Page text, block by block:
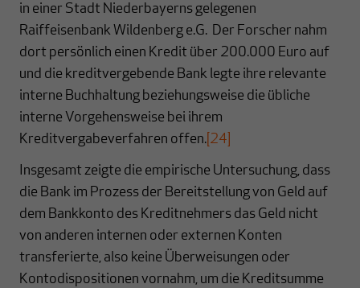
in einer Stadt Niederbayerns gelegenen
Raiffeisenbank Wildenberg e.G. Der Forscher nahm
dort persönlich einen Kredit über 200.000 Euro auf
und die kreditvergebende Bank legte ihre relevante
interne Buchhaltung beziehungsweise die übliche
interne Vorgehensweise bei ihrem
Kreditvergabeverfahren offen. [24]
Insgesamt zeigte die empirische Untersuchung, dass
die Bank im Prozess der Bereitstellung von Geld auf
dem Bankkonto des Kreditnehmers das Geld nicht
von anderen internen oder externen Konten
transferierte, also keine Überweisungen oder
Kontodispositionen vornahm, um die Kreditsumme